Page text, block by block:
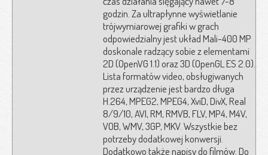
godzin. Za ultrapłynne wyświetlanie
trójwymiarowej grafiki w grach
odpowiedzialny jest układ Mali-400 MP
doskonale radzący sobie z elementami
2D (OpenVG 1.1) oraz 3D (OpenGL ES 2.0).
Lista formatów video, obsługiwanych
przez urządzenie jest bardzo długa
H.264, MPEG2, MPEG4, XviD, DivX, Real
8/9/10, AVI, RM, RMVB, FLV, MP4, M4V,
VOB, WMV, 3GP, MKV. Wszystkie bez
potrzeby dodatkowej konwersji.
Dodatkowo także napisy do filmów. Do